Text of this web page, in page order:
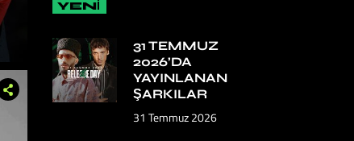
YENİ
31 TEMMUZ
2026’DA
YAYINLANAN
ŞARKILAR
31 Temmuz 2026